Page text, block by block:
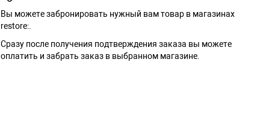
Вы можете забронировать нужный вам товар в магазинах
restore:.
Сразу после получения подтверждения заказа вы можете
оплатить и забрать заказ в выбранном магазине.